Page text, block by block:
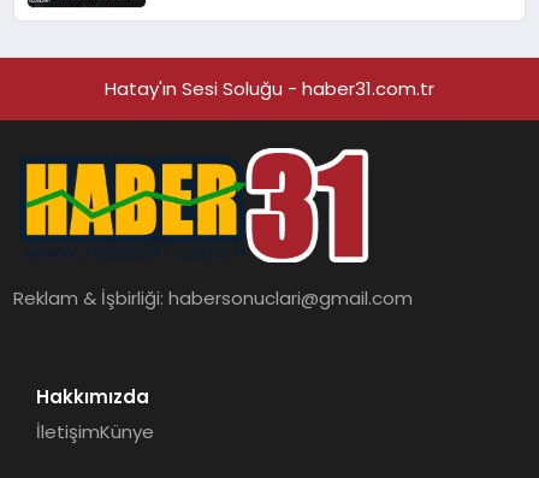
Hatay'ın Sesi Soluğu - haber31.com.tr
Reklam & İşbirliği:habersonuclari@gmail.com
Hakkımızda
İletişimKünye